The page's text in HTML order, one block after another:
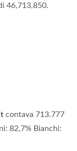
46,713,850.
contava 713.777
82,7% Bianchi: